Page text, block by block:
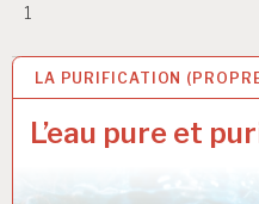
1
LA PURIFICATION
L’eau pure et
14 MAR 2021